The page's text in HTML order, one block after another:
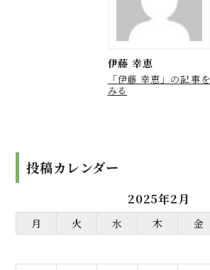
伊藤 幸恵
「伊藤 幸恵」の記事を
みる
投稿カレンダー
2025年2月
月 火 水 木 金